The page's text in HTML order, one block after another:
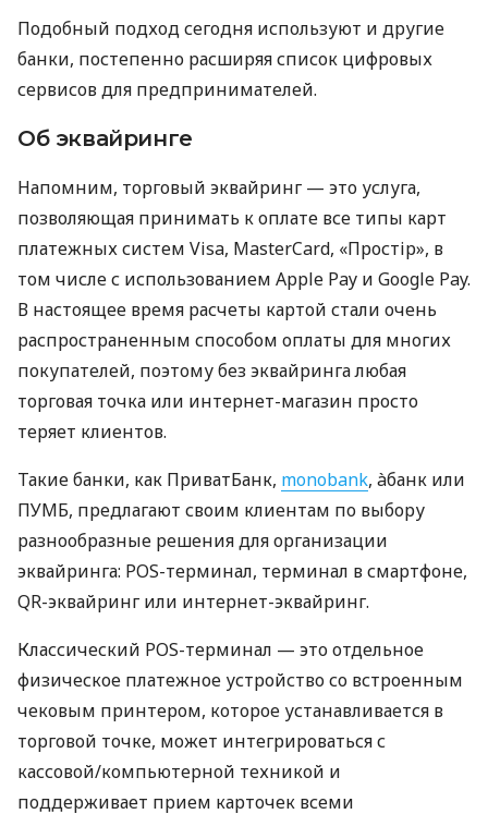
Подобный подход сегодня используют и другие
банки, постепенно расширяя список цифровых
сервисов для предпринимателей.
Об эквайринге
Напомним, торговый эквайринг — это услуга,
позволяющая принимать к оплате все типы карт
платежных систем Visa, MasterCard, «Простір», в
том числе с использованием Apple Pay и Google Pay.
В настоящее время расчеты картой стали очень
распространенным способом оплаты для многих
покупателей, поэтому без эквайринга любая
торговая точка или интернет-магазин просто
теряет клиентов.
Такие банки, как ПриватБанк, monobank, àбанк или
ПУМБ, предлагают своим клиентам по выбору
разнообразные решения для организации
эквайринга: POS-терминал, терминал в смартфоне,
QR-эквайринг или интернет-эквайринг.
Классический POS-терминал — это отдельное
физическое платежное устройство со встроенным
чековым принтером, которое устанавливается в
торговой точке, может интегрироваться с
кассовой/компьютерной техникой и
поддерживает прием карточек всеми